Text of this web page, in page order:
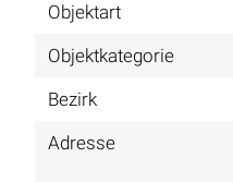
Objektart
Objektkategorie
Bezirk
Adresse